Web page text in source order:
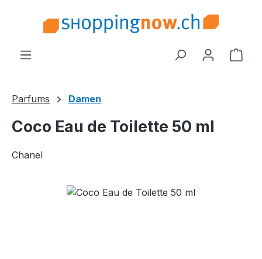
Zum Hauptinhalt springen
Parfums Damen
Coco Eau de Toilette 50 ml
Chanel
Bildergalerie überspringen